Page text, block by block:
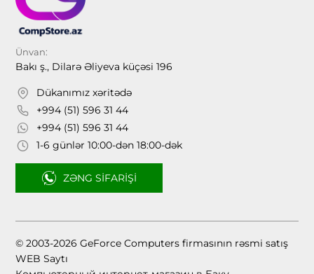
Ünvan:
Bakı ş., Dilarə Əliyeva küçəsi 196
Dükanımız xəritədə
+994 (51) 596 31 44
+994 (51) 596 31 44
1-6 günlər 10:00-dən 18:00-dək
ZƏNG SIFARIŞI
© 2003-2026 GeForce Computers firmasının rəsmi satış
WEB Saytı